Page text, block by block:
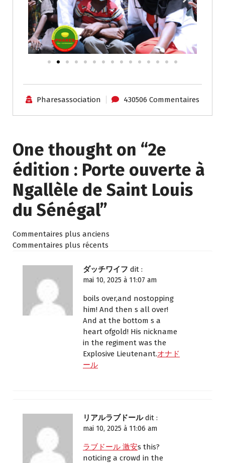
Pharesassociation 430506 Commentaires
One thought on “2e
édition : Porte ouverte à
Ngallèle de Saint Louis
du Sénégal”
Commentaires plus anciens
Commentaires plus récents
ダッチワイフ dit :
mai 10, 2025 à 11:07 am
boils over,and nostopping
him! And then s all over!
And at the bottom s a
heart ofgold! His nickname
in the regiment was the
Explosive Lieutenant.オナド
ール
リアルラブドール dit :
mai 10, 2025 à 11:06 am
ラブドール 激安s this?
noticing a crowd in the